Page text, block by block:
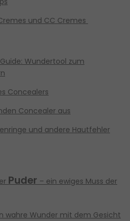
und CC Cremes
Wundertool zum
Concealers
Concealer aus
und andere Hautfehler
Puder – ein ewiges Muss der
wahre Wunder mit dem Gesicht